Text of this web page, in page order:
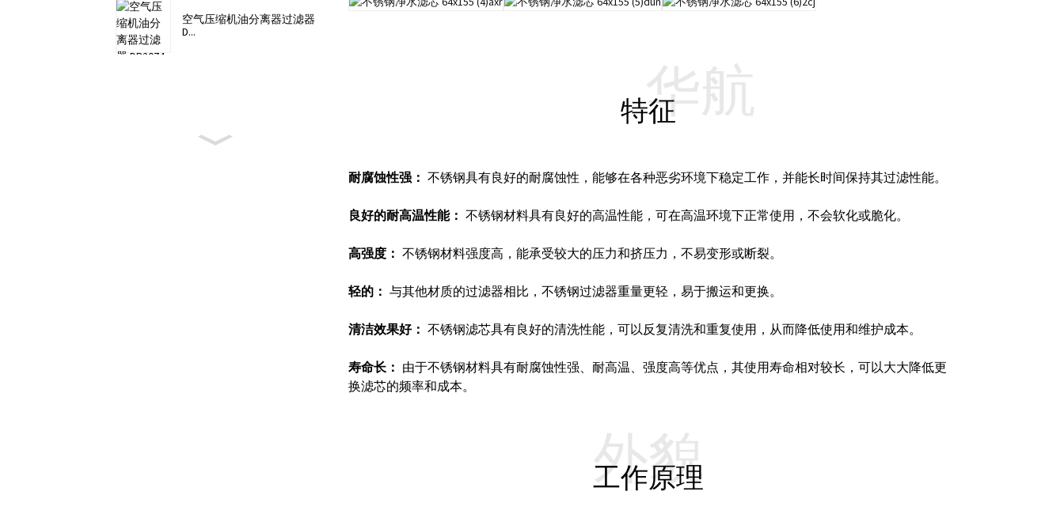
空气压缩机油分离器过滤器
D...
特征
华航
耐腐蚀性强： 不锈钢具有良好的耐腐蚀性，能够在各种恶劣环境下稳定工作，并能长时间保持其过滤性能。
良好的耐高温性能： 不锈钢材料具有良好的高温性能，可在高温环境下正常使用，不会软化或脆化。
高强度： 不锈钢材料强度高，能承受较大的压力和挤压力，不易变形或断裂。
轻的： 与其他材质的过滤器相比，不锈钢过滤器重量更轻，易于搬运和更换。
清洁效果好： 不锈钢滤芯具有良好的清洗性能，可以反复清洗和重复使用，从而降低使用和维护成本。
寿命长： 由于不锈钢材料具有耐腐蚀性强、耐高温、强度高等优点，其使用寿命相对较长，可以大大降低更
换滤芯的频率和成本。
工作原理
外貌